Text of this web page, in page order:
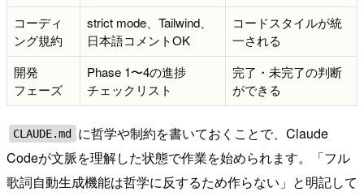
コーディ
ング規約
strict mode、Tailwind、
日本語コメントOK
コードスタイルが統
一される
開発
フェーズ
Phase 1〜4の進捗
チェックリスト
完了・未完了の判断
ができる
CLAUDE.md
に哲学や制約を書いておくことで、Claude
Codeが文脈を理解した状態で作業を始められます。「フル
歌詞自動生成機能は哲学に反するため作らない」と明記して